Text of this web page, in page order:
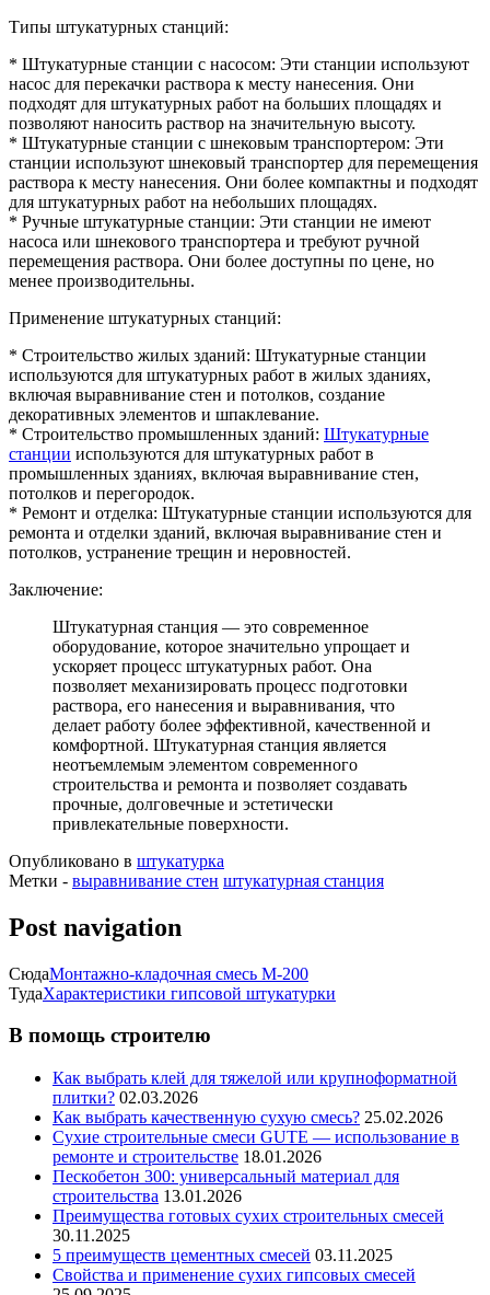
Типы штукатурных станций:
* Штукатурные станции с насосом: Эти станции используют
насос для перекачки раствора к месту нанесения. Они
подходят для штукатурных работ на больших площадях и
позволяют наносить раствор на значительную высоту.
* Штукатурные станции с шнековым транспортером: Эти
станции используют шнековый транспортер для перемещения
раствора к месту нанесения. Они более компактны и подходят
для штукатурных работ на небольших площадях.
* Ручные штукатурные станции: Эти станции не имеют
насоса или шнекового транспортера и требуют ручной
перемещения раствора. Они более доступны по цене, но
менее производительны.
Применение штукатурных станций:
* Строительство жилых зданий: Штукатурные станции
используются для штукатурных работ в жилых зданиях,
включая выравнивание стен и потолков, создание
декоративных элементов и шпаклевание.
* Строительство промышленных зданий: Штукатурные
станции используются для штукатурных работ в
промышленных зданиях, включая выравнивание стен,
потолков и перегородок.
* Ремонт и отделка: Штукатурные станции используются для
ремонта и отделки зданий, включая выравнивание стен и
потолков, устранение трещин и неровностей.
Заключение:
Штукатурная станция — это современное
оборудование, которое значительно упрощает и
ускоряет процесс штукатурных работ. Она
позволяет механизировать процесс подготовки
раствора, его нанесения и выравнивания, что
делает работу более эффективной, качественной и
комфортной. Штукатурная станция является
неотъемлемым элементом современного
строительства и ремонта и позволяет создавать
прочные, долговечные и эстетически
привлекательные поверхности.
Опубликовано в штукатурка
Метки - выравнивание стен штукатурная станция
Post navigation
СюдаМонтажно-кладочная смесь М-200
ТудаХарактеристики гипсовой штукатурки
В помощь строителю
Как выбрать клей для тяжелой или крупноформатной
плитки? 02.03.2026
Как выбрать качественную сухую смесь? 25.02.2026
Сухие строительные смеси GUTE — использование в
ремонте и строительстве 18.01.2026
Пескобетон 300: универсальный материал для
строительства 13.01.2026
Преимущества готовых сухих строительных смесей
30.11.2025
5 преимуществ цементных смесей 03.11.2025
Свойства и применение сухих гипсовых смесей